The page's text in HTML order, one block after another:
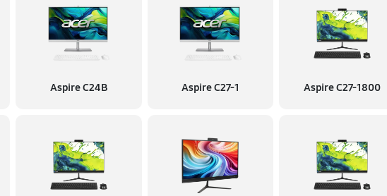
Aspire C24B Aspire C27-1 Aspire C27-1800